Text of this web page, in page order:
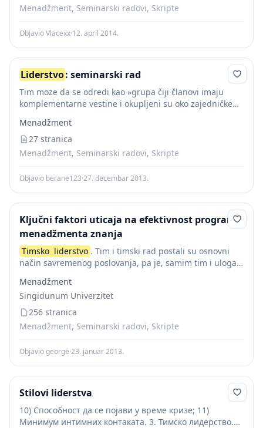
Menadžment, Seminarski radovi, Skripte
Objavio Vlacexx·12. april 2014.
Liderstvo: seminarski rad
Tim moze da se odredi kao »grupa čiji članovi imaju
komplementarne vestine i okupljeni su oko zajedničke
podjednako svi odgovorni. S...
Menadžment
27 stranica
Menadžment, Seminarski radovi, Skripte
Objavio berane123·27. decembar 2013.
Ključni faktori uticaja na efektivnost programa
menadžmenta znanja
Timsko liderstvo . Tim i timski rad postali su osnovni
način savremenog poslovanja, pa je, samim tim i uloga
bi lider postao...
Menadžment
Singidunum Univerzitet
256 stranica
Menadžment, Seminarski radovi, Skripte
Objavio george·23. januar 2013.
Stilovi liderstva
10) Способност да се појави у време кризе; 11)
Минимум интимних контаката. 3. Тимско лидерство.